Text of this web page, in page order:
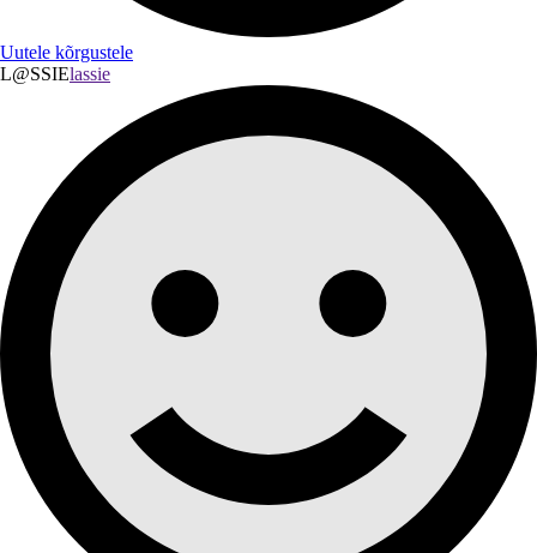
Uutele kõrgustele
L@SSIElassie